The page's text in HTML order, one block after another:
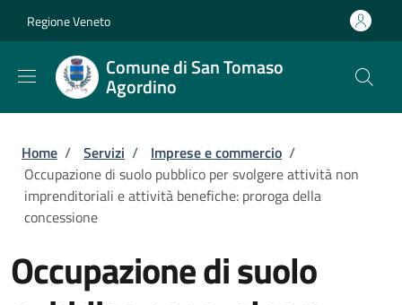
Regione Veneto
Comune di San Tomaso
Agordino
Briciole di pane
Home / Servizi / Imprese e commercio /
Occupazione di suolo pubblico per svolgere attività non
imprenditoriali e attività benefiche: proroga della
concessione
Occupazione di suolo